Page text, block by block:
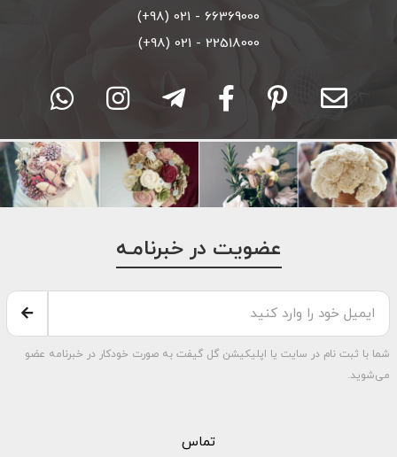
66369000 - 021 (98+)
22518000 - 021 (98+)
عضویت در خبرنامـه
شما با ثبت نام در سایت یا اپلیکیشن گل گیفت به صورت خودکار در خبرنامه عضو
می‌شوید.
تماس